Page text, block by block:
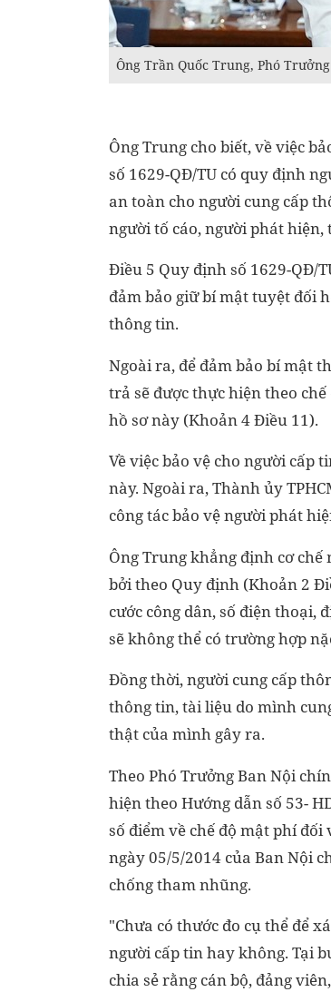
Ông Trần Quốc Trung, Phó
Ông Trung cho biết, về việc
số 1629-QĐ/TU có quy định
an toàn cho người cung cấp
người tố cáo, người phát
Điều 5 Quy định số 1629-QĐ/
đảm bảo giữ bí mật tuyệt đối
thông tin.
Ngoài ra, để đảm bảo bí mật
trả sẽ được thực hiện theo
hồ sơ này (Khoản 4 Điều 11).
Về việc bảo vệ cho người cấp
này. Ngoài ra, Thành ủy
công tác bảo vệ người phát
Ông Trung khẳng định cơ
bởi theo Quy định (Khoản 2
cước công dân, số điện thoại,
sẽ không thể có trường hợp
Đồng thời, người cung cấp
thông tin, tài liệu do mình
thật của mình gây ra.
Theo Phó Trưởng Ban Nội
hiện theo Hướng dẫn số 53-
số điểm về chế độ mật phí đối
ngày 05/5/2014 của Ban Nội
chống tham nhũng.
"Chưa có thước đo cụ thể để
người cấp tin hay không. Tại
chia sẻ rằng cán bộ, đảng